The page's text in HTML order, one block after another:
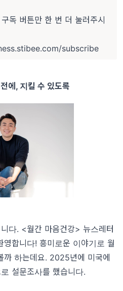
독 버튼만 한 번 더 눌러주시
subscribe
에, 지킬 수 있도록
다. <월간 마음건강> 뉴스레터
영합니다! 흥미로운 이야기로 월
까 하는데요. 2025년에 미국에
설문조사를 했습니다.